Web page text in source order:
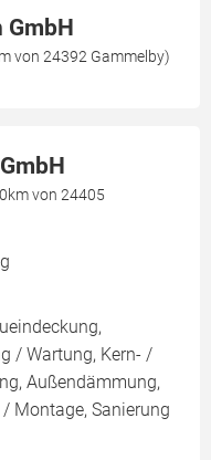
GmbH
von 24392 Gammelby)
von 24405
/ Wartung, Kern- /
Außendämmung,
Montage, Sanierung